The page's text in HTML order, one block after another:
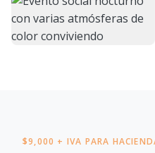
$9,000 + IVA PARA